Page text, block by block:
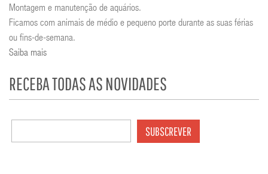
Montagem e manutenção de aquários.
Ficamos com animais de médio e pequeno porte durante as suas férias
ou fins-de-semana.
Saiba mais
RECEBA TODAS AS NOVIDADES
SUBSCREVER